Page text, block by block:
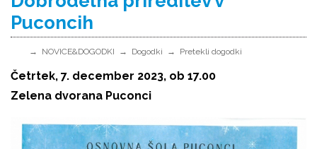
Puconcih
NOVICE&DOGODKI Dogodki Pretekli dogodki
Četrtek, 7. december 2023, ob 17.00
Zelena dvorana Puconci